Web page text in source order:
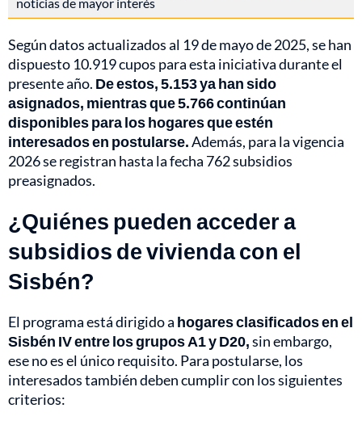
Según datos actualizados al 19 de mayo de 2025, se han
dispuesto 10.919 cupos para esta iniciativa durante el
presente año. De estos, 5.153 ya han sido
asignados, mientras que 5.766 continúan
disponibles para los hogares que estén
interesados en postularse.Además, para la vigencia
2026 se registran hasta la fecha 762 subsidios
preasignados.
¿Quiénes pueden acceder a
subsidios de vivienda con el
Sisbén?
El programa está dirigido a hogares clasificados en el
Sisbén IV entre los grupos A1 y D20,sin embargo,
ese no es el único requisito. Para postularse, los
interesados también deben cumplir con los siguientes
criterios: